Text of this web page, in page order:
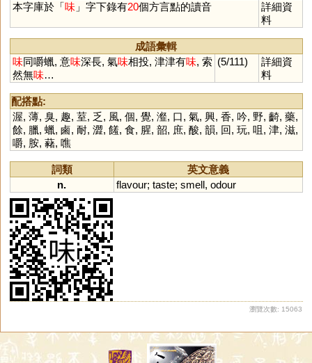
本字庫於「味」字下錄有20個方言點的讀音
詳細資
料
成語彙輯
味同嚼蠟, 意味深長, 氣味相投, 津津有味, 索
然無味…
(5/111)
詳細資
料
配搭點:
渥, 薄, 臭, 趣, 荎, 乏, 風, 個, 覺, 瀣, 口, 氣, 興, 香, 吟, 野, 齮, 藥,
餘, 臘, 蠟, 鹵, 耐, 澀, 饈, 食, 腥, 韶, 庶, 酸, 韻, 回, 玩, 咀 , 津, 滋,
嚼, 胺, 藸, 噍
詞類
英文意義
n.
flavour; taste; smell, odour
瀏覽次數: 15063